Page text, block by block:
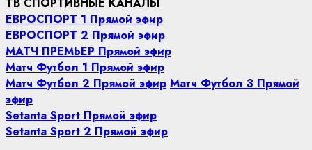
ТВ СПОРТИВНЫЕ КАНАЛЫ
ЕВРОСПОРТ 1 Прямой эфир
ЕВРОСПОРТ 2 Прямой эфир
МАТЧ ПРЕМЬЕР Прямой эфир
Матч Футбол 1 Прямой эфир
Матч Футбол 2 Прямой эфир Матч Футбол 3 Прямой
эфир
Setanta Sport Прямой эфир
Setanta Sport 2 Прямой эфир